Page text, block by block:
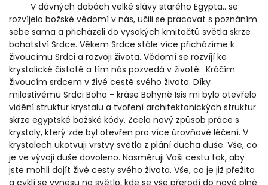
V dávných dobách velké slávy starého Egypta.. se
rozvíjelo božské vědomí v nás, učili se pracovat s poznáním
sebe sama a přicházeli do vysokých kmitočtů světla skrze
bohatství Srdce. Věkem Srdce stále více přicházíme k
živoucímu Srdci a rozvoji života. Vědomí se rozvíjí ke
krystalické čistotě a tím nás pozvedá v životě. Kráčím
živoucím srdcem v živé cestě svého života. Díky
milostivému Srdci Boha - kráse Bohyně Isis mi bylo otevřelo
vidění struktur krystalu a tvoření architektonických struktur
skrze egyptské božské kódy. Zcela nový způsob práce s
krystaly, který zde byl otevřen pro více úrovňové léčení. V
krystalech ukotvuji vrstvy světla z plání ducha duše. Vše, co
je ve vývoji duše dovoleno. Nasměruji Vaši cestu tak, aby
jste mohli dojít živé cesty svého života. Vše, co je již přežito
a cyklí se vynesu na světlo, kde se vše přerodí do nové plné